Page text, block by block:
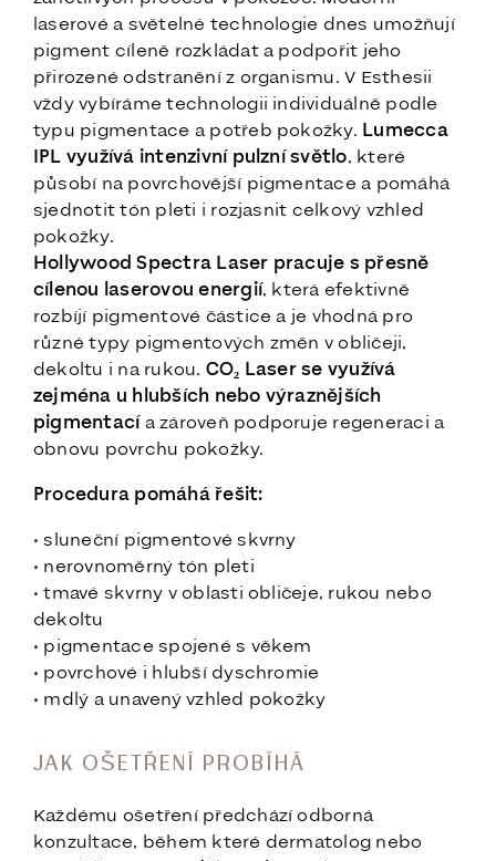
laserové a světelné technologie dnes umožňují
pigment cíleně rozkládat a podpořit jeho
přirozené odstranění z organismu. V Esthesii
vždy vybíráme technologii individuálně podle
typu pigmentace a potřeb pokožky. Lumecca
IPL využívá intenzivní pulzní světlo, které
působí na povrchovější pigmentace a pomáhá
sjednotit tón pleti i rozjasnit celkový vzhled
pokožky.
Hollywood Spectra Laser pracuje s přesně
cílenou laserovou energií, která efektivně
rozbíjí pigmentové částice a je vhodná pro
různé typy pigmentových změn v obličeji,
dekoltu i na rukou. CO₂ Laser se využívá
zejména u hlubších nebo výraznějších
pigmentacía zároveň podporuje regeneraci a
obnovu povrchu pokožky.
Procedura pomáhá řešit:
• sluneční pigmentové skvrny
• nerovnoměrný tón pleti
• tmavé skvrny v oblasti obličeje, rukou nebo
dekoltu
• pigmentace spojené s věkem
• povrchové i hlubší dyschromie
• mdlý a unavený vzhled pokožky
JAK OŠETŘENÍ PROBÍHÁ
Každému ošetření předchází odborná
konzultace, během které dermatolog nebo